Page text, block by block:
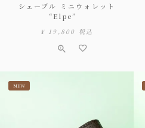
シェーブル ミニウォレット
“Elpe”
¥ 19,800 税込
NEW